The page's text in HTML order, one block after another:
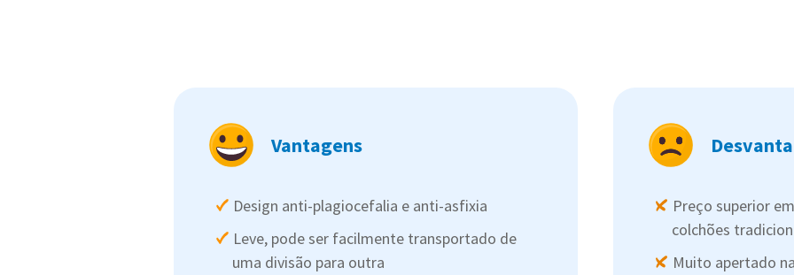
Vantagens
Design anti-plagiocefalia e anti-asfixia
Leve, pode ser facilmente transportado de
uma divisão para outra
Preço superior
colchões
Muito apertado